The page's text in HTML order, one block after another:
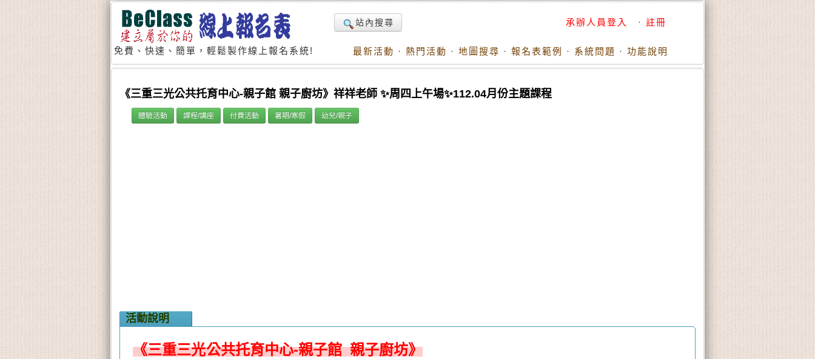
免費、快速、簡單，輕鬆製作線上報名系統!
站內搜尋 承辦人員登入 · 註冊
最新活動 · 熱門活動 · 地圖搜尋 · 報名表範例 · 系統問題 · 功能說明
《三重三光公共托育中心-親子館 親子廚坊》祥祥老師 ✨周四上午場✨112.04月份主題課程
體驗活動 課程/講座 付費活動 暑期/寒假 幼兒/親子
活動說明
《三重三光公共托育中心-親子館 親子廚坊》